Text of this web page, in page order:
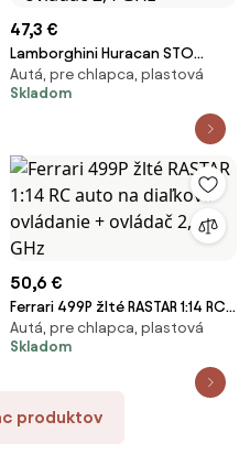
47,3 €
Lamborghini Huracan STO
zelené RASTAR 1:14 RC auto na
diaľkové ovládanie + ovládač
Autá, pre chlapca, plastová
Skladom
50,6 €
Ferrari 499P žlté RASTAR 1:14 RC
auto na diaľkové ovládanie +
ovládač 2,4 GHz
Autá, pre chlapca, plastová
Skladom
produktov